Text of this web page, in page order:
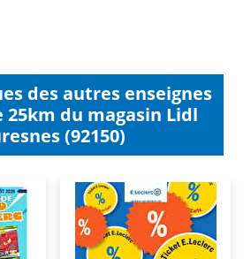
des autres enseignes
25km du magasin Lidl
(92150)